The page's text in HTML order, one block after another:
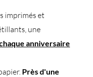
imprimés et
une
anniversaire
Près d'une